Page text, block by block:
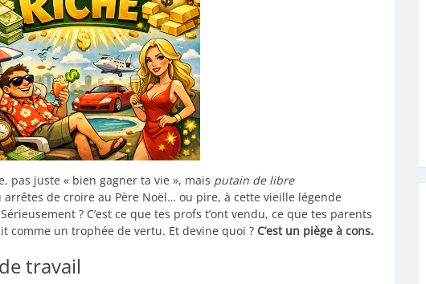
pas juste « bien gagner ta vie », mais putain de libre
de croire au Père Noël… ou pire, à cette vieille légende
Sérieusement ? C’est ce que tes profs t’ont vendu, ce que tes parents
comme un trophée de vertu. Et devine quoi ? C’est un piège à cons.
travail